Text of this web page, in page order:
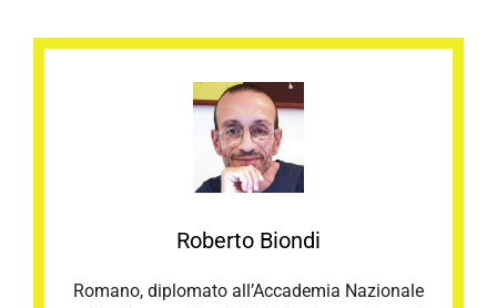
Roberto Biondi
Romano, diplomato all’Accademia Nazionale